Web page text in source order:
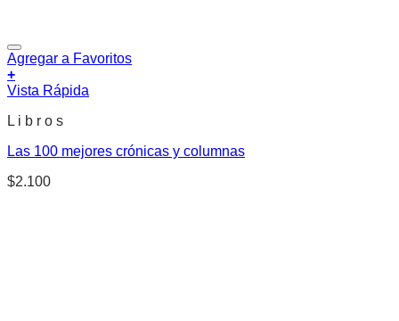
Agregar a Favoritos
+
Vista Rápida
L i b r o s
Las 100 mejores crónicas y columnas
$2.100